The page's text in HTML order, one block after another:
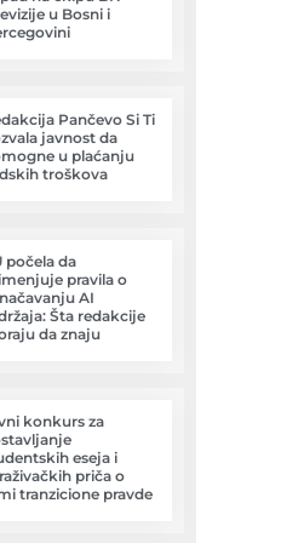
u Bosni i
Pančevo Si Ti
javnost da
u plaćanju
troškova
počela da
pravila o
AI
Šta redakcije
da znaju
konkurs za
eseja i
priča o
tranzicione pravde